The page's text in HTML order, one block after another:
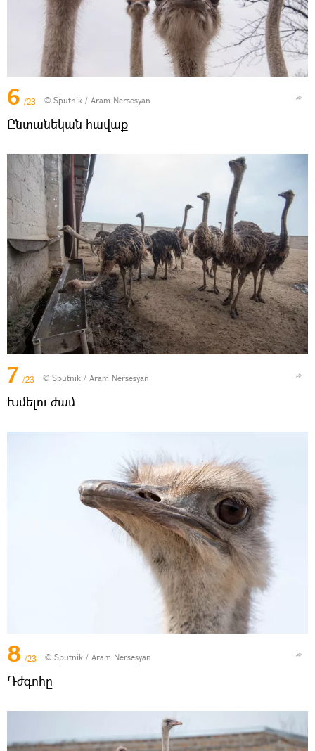
6 /23 © Sputnik / Aram Nersesyan
Ընտանեկան հավաք
7 /23 © Sputnik / Aram Nersesyan
Խմելու ժամ
8 /23 © Sputnik / Aram Nersesyan
Դժգոհը